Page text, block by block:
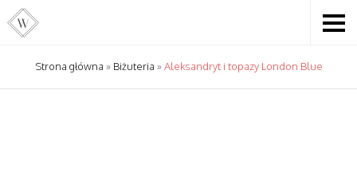
Strona główna » Biżuteria »Aleksandryt i topazy London Blue